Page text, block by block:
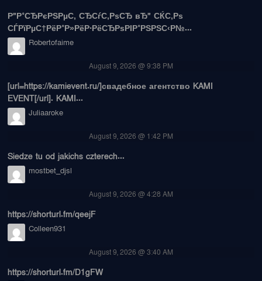
Р”Р°СЂРєРЅРµС‚ СЂСѓС‚РѕСЂ вЂ” СЌС‚Рѕ
СЃРїРµС†РёР°Р»РёР·РёСЂРѕРІР°РЅРЅС‹Р№...
Robertofaime
August 9, 2026 @ 9:38 PM
[url=https://kamievent.ru/]свадебное агентство KAMI
EVENT[/url]. KAMI...
Juliaaroke
August 9, 2026 @ 1:42 PM
Siedze tu od jakichs czterech...
mostbet_djsl
August 9, 2026 @ 4:28 AM
https://shorturl.fm/qeejF
Colleen931
August 9, 2026 @ 3:40 AM
https://shorturl.fm/D1gFW